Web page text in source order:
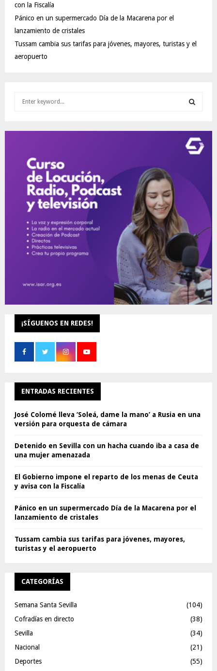
con la Fiscalía
Pánico en un supermercado Día de la Macarena por el
lanzamiento de cristales
Tussam cambia sus tarifas para jóvenes, mayores, turistas y el
aeropuerto
E
¡SÍGUENOS EN REDES!
ENTRADAS RECIENTES
José Colomé lleva ‘Soleá, dame la mano’ a Rusia en una
versión para orquesta de cámara
Detenido en Sevilla con un hacha cuando iba a casa de
una mujer amenazada
El Gobierno impone el reparto de los menas de Ceuta
y avisa con la Fiscalía
Pánico en un supermercado Día de la Macarena por el
lanzamiento de cristales
Tussam cambia sus tarifas para jóvenes, mayores,
turistas y el aeropuerto
CATEGORÍAS
Semana Santa Sevilla
(104)
Cofradías en directo
(38)
Sevilla
(34)
Nacional
(21)
Deportes
(55)